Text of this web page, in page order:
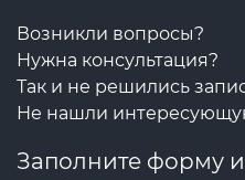
Возникли вопросы?
Нужна консультация?
Так и не решились
Не нашли
Заполните форму